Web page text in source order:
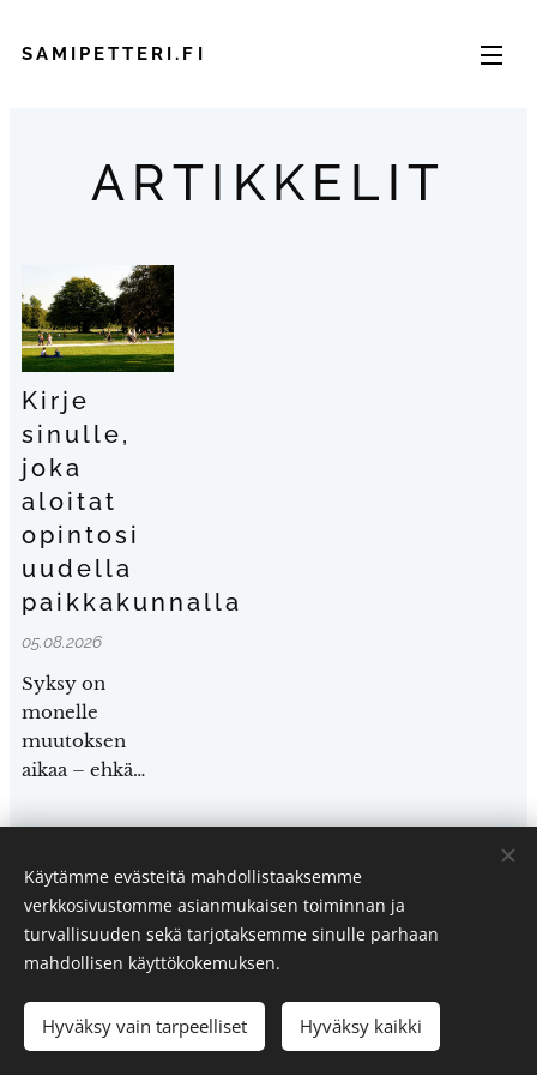
SAMIPETTERI.FI
ARTIKKELIT
Kirje
sinulle,
joka
aloitat
opintosi
uudella
paikkakunnalla
05.08.2026
Syksy on
monelle
muutoksen
aikaa – ehkä
jonkinlaisen
Sami-Petteri Asikainen | Joensuu, Suomi
Evästeet
Käytämme evästeitä mahdollistaaksemme
verkkosivustomme asianmukaisen toiminnan ja
turvallisuuden sekä tarjotaksemme sinulle parhaan
mahdollisen käyttökokemuksen.
Hyväksy vain tarpeelliset Hyväksy kaikki